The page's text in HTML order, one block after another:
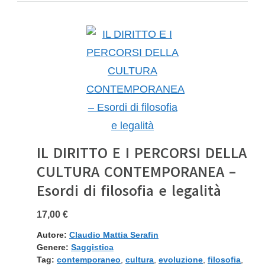
IL DIRITTO E I PERCORSI DELLA
CULTURA CONTEMPORANEA –
Esordi di filosofia e legalità
17,00 €
Autore: Claudio Mattia Serafin
Genere: Saggistica
Tag: contemporaneo cultura evoluzione filosofia